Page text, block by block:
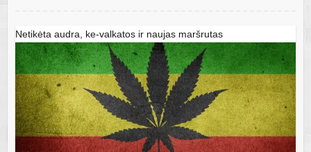
Netikėta audra, ke-valkatos ir naujas maršrutas